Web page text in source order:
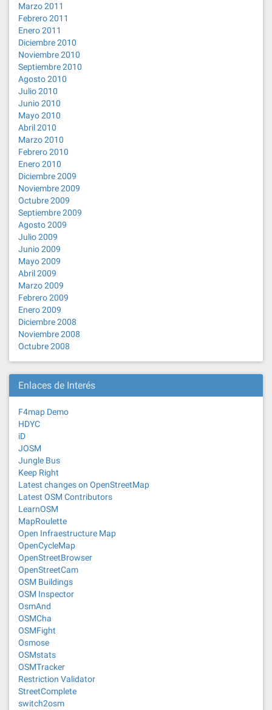
Marzo 2011
Febrero 2011
Enero 2011
Diciembre 2010
Noviembre 2010
Septiembre 2010
Agosto 2010
Julio 2010
Junio 2010
Mayo 2010
Abril 2010
Marzo 2010
Febrero 2010
Enero 2010
Diciembre 2009
Noviembre 2009
Octubre 2009
Septiembre 2009
Agosto 2009
Julio 2009
Junio 2009
Mayo 2009
Abril 2009
Marzo 2009
Febrero 2009
Enero 2009
Diciembre 2008
Noviembre 2008
Octubre 2008
Enlaces de Interés
F4map Demo
HDYC
iD
JOSM
Jungle Bus
Keep Right
Latest changes on OpenStreetMap
Latest OSM Contributors
LearnOSM
MapRoulette
Open Infraestructure Map
OpenCycleMap
OpenStreetBrowser
OpenStreetCam
OSM Buildings
OSM Inspector
OsmAnd
OSMCha
OSMFight
Osmose
OSMstats
OSMTracker
Restriction Validator
StreetComplete
switch2osm